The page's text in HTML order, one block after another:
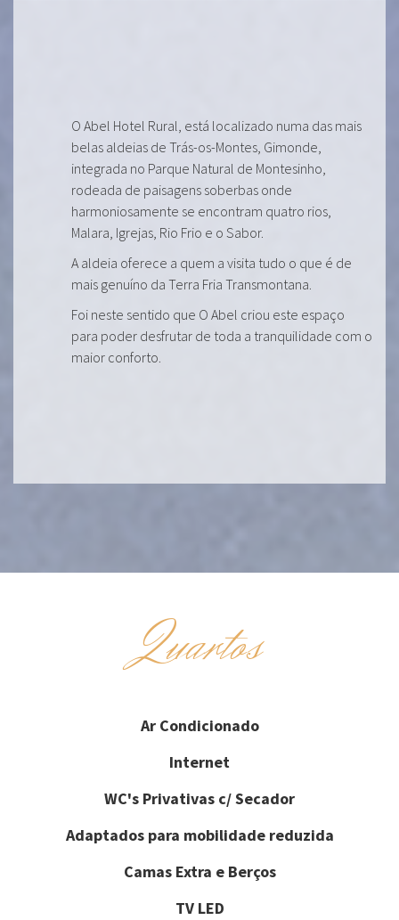
O Abel Hotel Rural, está localizado numa das mais
belas aldeias de Trás-os-Montes, Gimonde,
integrada no Parque Natural de Montesinho,
rodeada de paisagens soberbas onde
harmoniosamente se encontram quatro rios,
Malara, Igrejas, Rio Frio e o Sabor.
A aldeia oferece a quem a visita tudo o que é de
mais genuíno da Terra Fria Transmontana.
Foi neste sentido que O Abel criou este espaço
para poder desfrutar de toda a tranquilidade com o
maior conforto.
Quartos
Ar Condicionado
Internet
WC's Privativas c/ Secador
Adaptados para mobilidade reduzida
Camas Extra e Berços
TV LED